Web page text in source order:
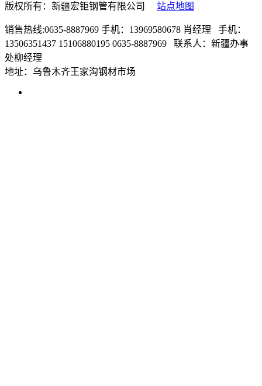
版权所有：新疆宏钜钢管有限公司
站点地图
销售热线:0635-8887969 手机：13969580678 肖经理 手机：
13506351437 15106880195 0635-8887969 联系人：新疆办事
处柳经理
地址：乌鲁木齐王家沟钢材市场